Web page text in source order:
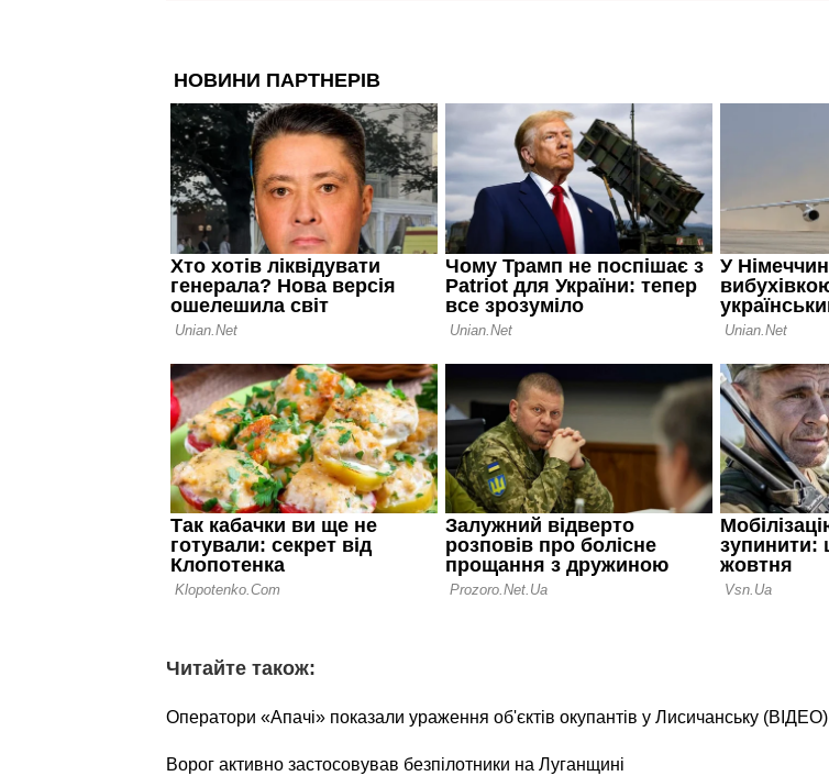
Читайте також:
Оператори «Апачі» показали ураження об'єктів окупантів у Лисичанську (ВІДЕО)
Ворог активно застосовував безпілотники на Луганщині